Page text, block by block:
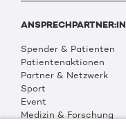
ANSPRECHPARTNER:IN
Spender & Patienten
Patientenaktionen
Partner & Netzwerk
Sport
Event
Medizin & Forschung